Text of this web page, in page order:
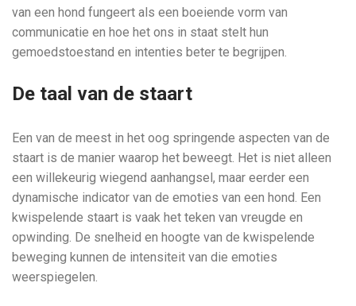
van een hond fungeert als een boeiende vorm van
communicatie en hoe het ons in staat stelt hun
gemoedstoestand en intenties beter te begrijpen.
De taal van de staart
Een van de meest in het oog springende aspecten van de
staart is de manier waarop het beweegt. Het is niet alleen
een willekeurig wiegend aanhangsel, maar eerder een
dynamische indicator van de emoties van een hond. Een
kwispelende staart is vaak het teken van vreugde en
opwinding. De snelheid en hoogte van de kwispelende
beweging kunnen de intensiteit van die emoties
weerspiegelen.